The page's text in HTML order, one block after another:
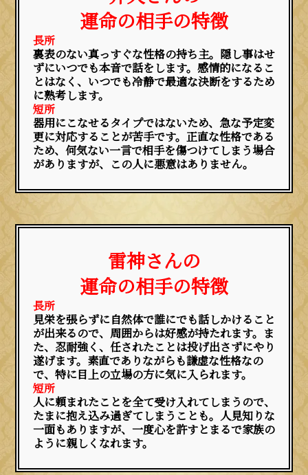
運命の相手の特徴
長所
裏表のない真っすぐな性格の持ち主。隠し事はせ
ずにいつでも本音で話をします。感情的になるこ
とはなく、いつでも冷静で最適な決断をするため
に熟考します。
短所
器用にこなせるタイプではないため、急な予定変
更に対応することが苦手です。正直な性格である
ため、何気ない一言で相手を傷つけてしまう場合
がありますが、この人に悪意はありません。
雷神さんの
運命の相手の特徴
長所
見栄を張らずに自然体で誰にでも話しかけること
が出来るので、周囲からは好感が持たれます。ま
た、忍耐強く、任されたことは投げ出さずにやり
遂げます。素直でありながらも謙虚な性格なの
で、特に目上の立場の方に気に入られます。
短所
人に頼まれたことを全て受け入れてしまうので、
たまに抱え込み過ぎてしまうことも。人見知りな
一面もありますが、一度心を許すとまるで家族の
ように親しくなれます。